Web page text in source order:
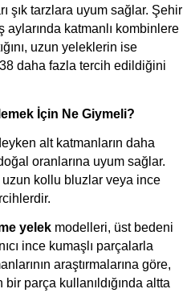
şık tarzlara uyum sağlar. Şehir
aylarında katmanlı kombinlere
uzun yeleklerin ise
daha fazla tercih edildiğini
İçin Ne Giymeli?
alt katmanların daha
oranlarına uyum sağlar.
uzun kollu bluzlar veya ince
yelek modelleri, üst bedeni
ince kumaşlı parçalarla
araştırmalarına göre,
parça kullanıldığında altta